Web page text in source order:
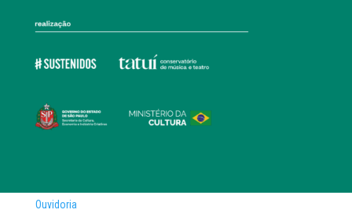
Ouvidoria